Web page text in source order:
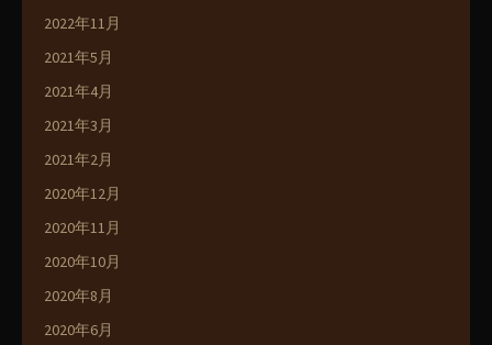
2022年11月
2021年5月
2021年4月
2021年3月
2021年2月
2020年12月
2020年11月
2020年10月
2020年8月
2020年6月